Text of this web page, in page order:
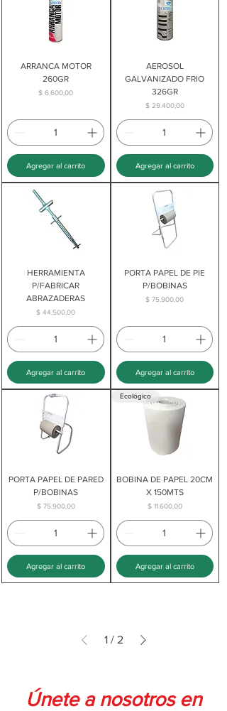
ARRANCA MOTOR
260GR
Precio
$ 6.600,00
Agregar al carrito
AEROSOL
GALVANIZADO FRIO
326GR
Precio
$ 29.400,00
Agregar al carrito
HERRAMIENTA
P/FABRICAR
ABRAZADERAS
Precio
$ 44.500,00
Agregar al carrito
PORTA PAPEL DE PIE
P/BOBINAS
Precio
$ 75.900,00
Agregar al carrito
PORTA PAPEL DE PARED
P/BOBINAS
Precio
$ 75.900,00
Agregar al carrito
Ecológico
BOBINA DE PAPEL 20CM
X 150MTS
Precio
$ 11.600,00
Agregar al carrito
1 / 2
Únete a nosotros en